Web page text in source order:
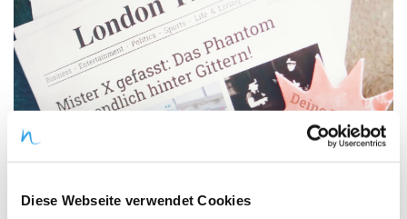
Diese Webseite verwendet Cookies
Kampagne zur Gewinnung von Schüler:innen
(Off & Online)
Mehr